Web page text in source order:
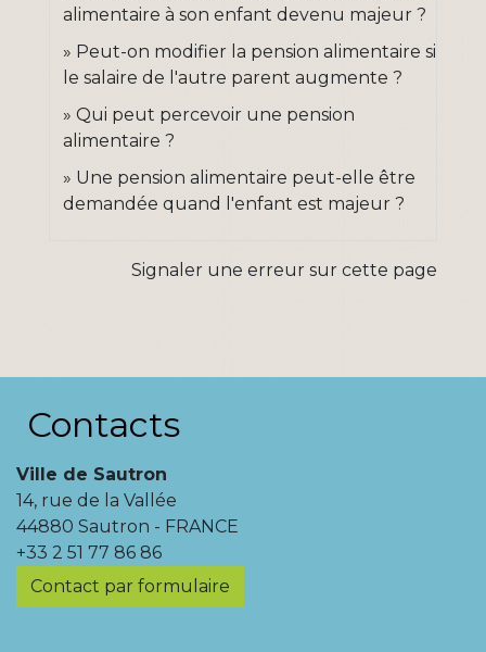
alimentaire à son enfant devenu majeur ?
Peut-on modifier la pension alimentaire si
le salaire de l'autre parent augmente ?
Qui peut percevoir une pension
alimentaire ?
Une pension alimentaire peut-elle être
demandée quand l'enfant est majeur ?
Signaler une erreur sur cette page
Contacts
Ville de Sautron
14, rue de la Vallée
44880 Sautron - FRANCE
+33 2 51 77 86 86
Contact par formulaire